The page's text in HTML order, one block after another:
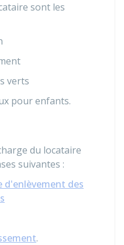
sont les
verts
pour enfants.
du locataire
suivantes :
d'enlèvement des
.